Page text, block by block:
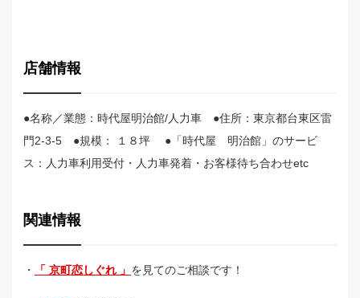
店舗情報
●名称／業態：時代屋明治館/人力車 ●住所：東京都台東区雷
門2-3-5 ●規模： １８坪 ●「時代屋 明治館」のサービ
ス：人力車利用受付・人力車発着・お客様待ち合わせetc
関連情報
・ 「 京町恋しぐれ 」 を見てのご相談です！